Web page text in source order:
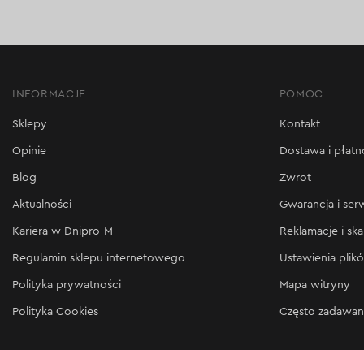
INFORMACJE
Sklepy
Opinie
Blog
Aktualności
Kariera w Dnipro-M
Regulamin sklepu internetowego
Polityka prywatności
Polityka Cookies
POMOC
Kontakt
Dostawa i
Zwrot
Gwarancja i
Reklamacje i
Ustawienia
Mapa witryny
Często